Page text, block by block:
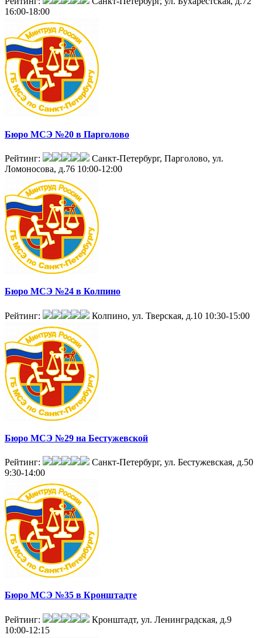
16:00-18:00
Бюро МСЭ №20 в Парголово
Рейтинг:
Санкт-Петербург, Парголово, ул.
Ломоносова, д.76 10:00-12:00
Бюро МСЭ №24 в Колпино
Рейтинг: Колпино, ул. Тверская, д.10 10:30-15:00
Бюро МСЭ №29 на Бестужевской
Рейтинг:
Санкт-Петербург, ул. Бестужевская, д.50
9:30-14:00
Бюро МСЭ №35 в Кронштадте
Рейтинг:
Кронштадт, ул. Ленинградская, д.9
10:00-12:15